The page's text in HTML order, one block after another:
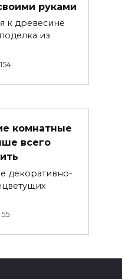
руками
к древесине
из
154
комнатные
всего
декоративно-
55